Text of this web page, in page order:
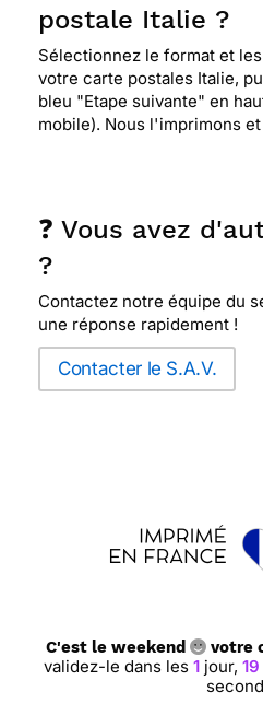
postale Italie ?
Sélectionnez le format et
votre carte postales Italie,
bleu "Etape suivante" en
mobile). Nous l'imprimons
❓ Vous avez
?
Contactez notre équipe du
une réponse rapidement !
Contacter le S.A.V.
C'est le weekend votre
validez-le dans les 1jour, 19